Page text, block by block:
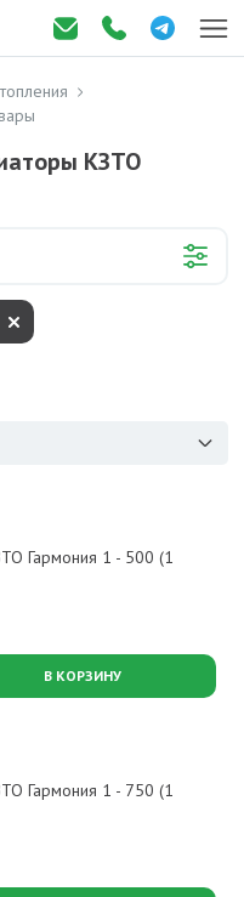
КЗТО
Гармония 1 - 500 (1
В КОРЗИНУ
Гармония 1 - 750 (1